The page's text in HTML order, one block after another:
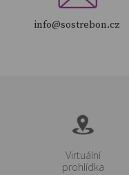
info@sostrebon.cz
Virtuální
prohlídka